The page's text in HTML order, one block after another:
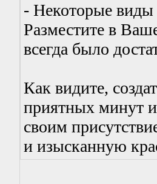
- Некоторые виды
Разместите в
всегда было
Как видите,
приятных минут
своим
и изысканную